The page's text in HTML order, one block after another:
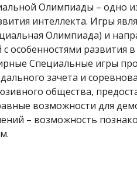
Олимпиады – одно
интеллекта. Игры
Олимпиада) и
особенностями развития
Специальные игры
зачета и
общества,
возможности для
– возможность